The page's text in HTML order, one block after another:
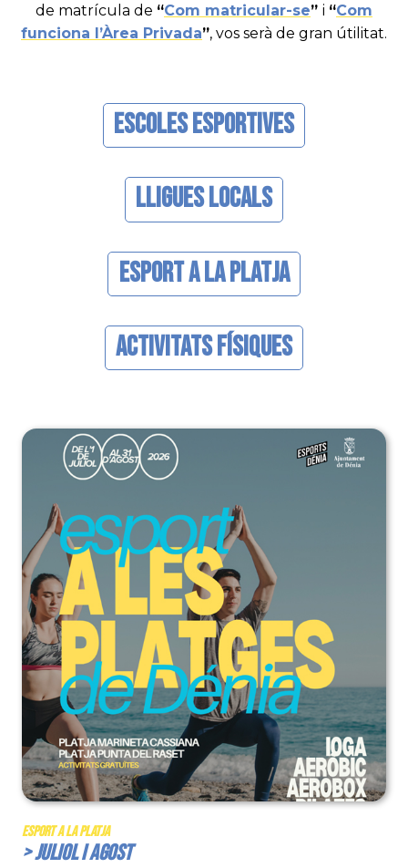
de matrícula de “Com matricular-se” i “Com
funciona l’Àrea Privada”, vos serà de gran útilitat.
Escoles Esportives
Lligues Locals
Esport a la Platja
Activitats Físiques
Esport a la Platja
> Juliol i Agost